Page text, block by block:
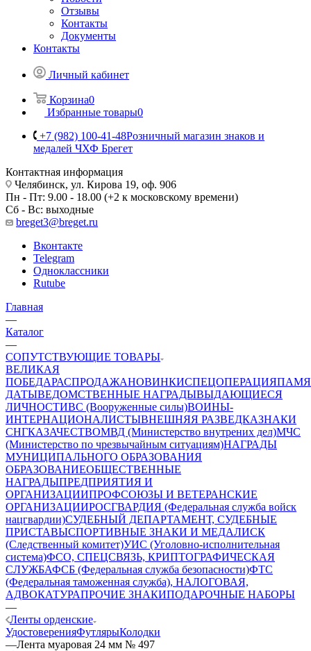
Отзывы
Контакты
Документы
Контакты
Личный кабинет
Корзина0
Избранные товары0
+7 (982) 100-41-48Розничный магазин знаков и
медалей ЧХФ Брегет
Контактная информация
Челябинск, ул. Кирова 19, оф. 906
Пн - Пт: 9.00 - 18.00 (+2 к московскому времени)
Сб - Вс: выходные
breget3@breget.ru
Вконтакте
Telegram
Одноклассники
Rutube
Главная
—
Каталог
—
СОПУТСТВУЮЩИЕ ТОВАРЫ
ВЕЛИКАЯ
ПОБЕДАРАСПРОДАЖАНОВИНКИСПЕЦОПЕРАЦИЯ
ДАТЫВЕДОМСТВЕННЫЕ НАГРАДЫВЫДАЮЩИЕСЯ
ЛИЧНОСТИВС (Вооруженные силы)ВОИНЫ-
ИНТЕРНАЦИОНАЛИСТЫВНЕШНЯЯ РАЗВЕДКАЗНАКИ
СНГКАЗАЧЕСТВОМВД (Министерство внутрених дел)МЧС
(Министерство по чрезвычайным ситуациям)НАГРАДЫ
МУНИЦИПАЛЬНОГО ОБРАЗОВАНИЯ
ОБРАЗОВАНИЕОБЩЕСТВЕННЫЕ
НАГРАДЫПРЕДПРИЯТИЯ И
ОРГАНИЗАЦИИПРОФСОЮЗЫ И ВЕТЕРАНСКИЕ
ОРГАНИЗАЦИИРОСГВАРДИЯ (Федеральная служба войск
нацгвардии)СУДЕБНЫЙ ДЕПАРТАМЕНТ, СУДЕБНЫЕ
ПРИСТАВЫСПОРТИВНЫЕ ЗНАКИ И МЕДАЛИСК
(Следственный комитет)УИС (Уголовно-исполнительная
система)ФСО, СПЕЦСВЯЗЬ, КРИПТОГРАФИЧЕСКАЯ
СЛУЖБАФСБ (Федеральная служба безопасности)ФТС
(Федеральная таможенная служба), НАЛОГОВАЯ,
АДВОКАТУРАПРОЧИЕ ЗНАКИПОДАРОЧНЫЕ НАБОРЫ
—
Ленты орденские
УдостоверенияФутлярыКолодки
—Лента муаровая 24 мм № 497